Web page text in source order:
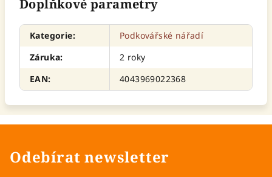
Doplňkové parametry
Kategorie:
Podkovářské nářadí
Záruka:
2 roky
EAN: 4043969022368
Odebírat newsletter